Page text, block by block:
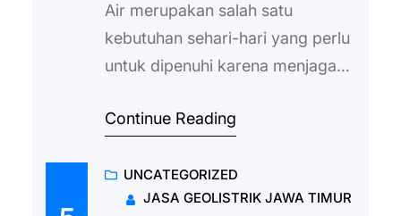
Air merupakan salah satu
kebutuhan sehari-hari yang perlu
untuk dipenuhi karena menjaga
membantu untuk menjaga diri
beraktivitas dengan baik tanpa
perlu khawatir untuk merasa
Continue Reading
UNCATEGORIZED
JASA GEOLISTRIK JAWA TIMUR